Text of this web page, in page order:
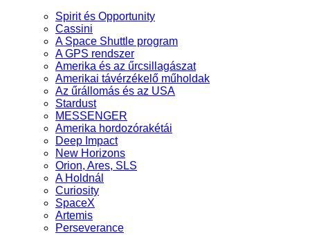
Spirit és Opportunity
Cassini
A Space Shuttle program
A GPS rendszer
Amerika és az űrcsillagászat
Amerikai távérzékelő műholdak
Az űrállomás és az USA
Stardust
MESSENGER
Amerika hordozórakétái
Deep Impact
New Horizons
Orion, Ares, SLS
A Holdnál
Curiosity
SpaceX
Artemis
Perseverance